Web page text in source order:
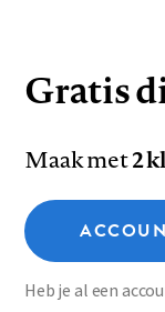
Colofon
cookies
cookies
Gratis
Maak met2
Heb je al een